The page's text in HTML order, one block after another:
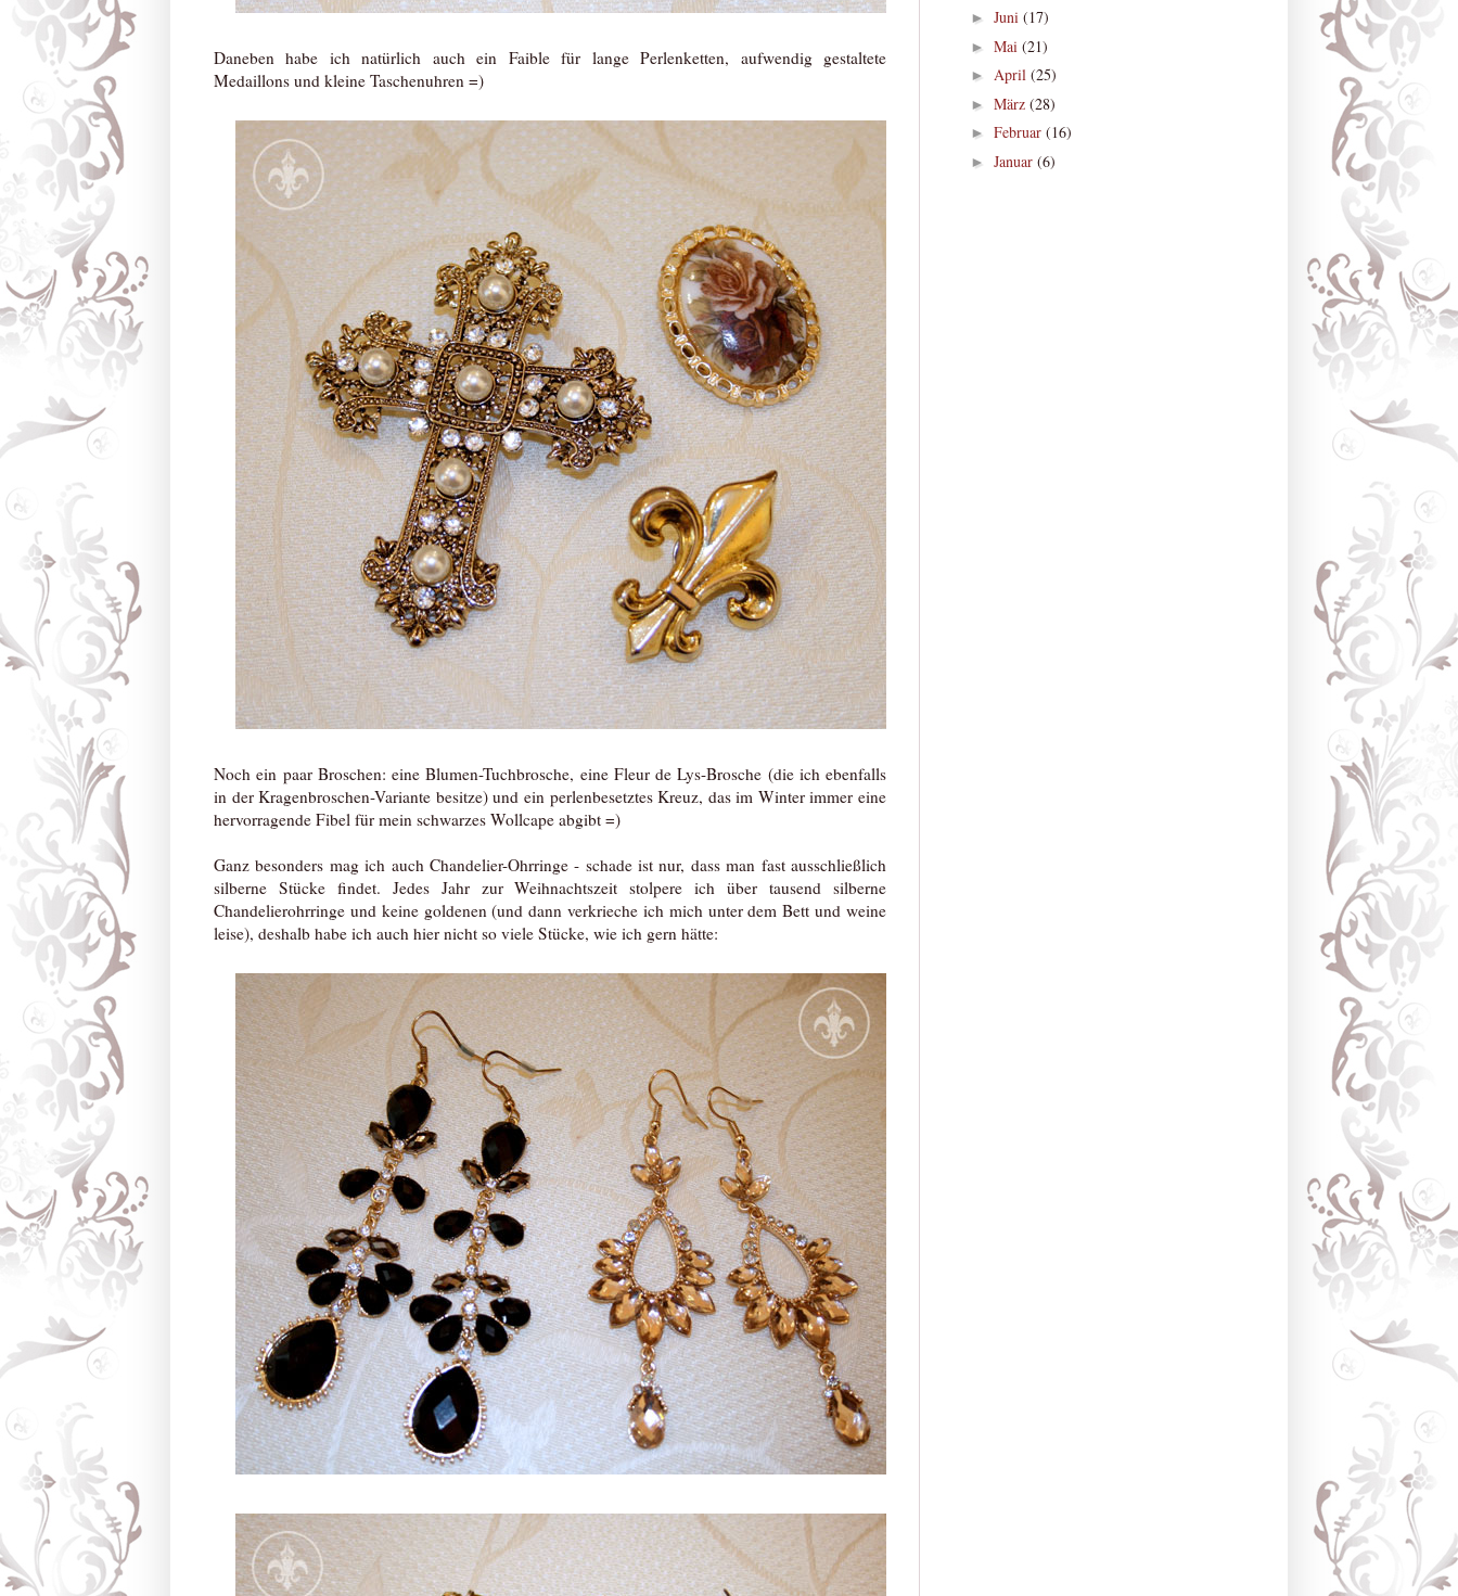
Daneben habe ich natürlich auch ein Faible für lange Perlenketten, aufwendig gestaltete
Medaillons und kleine Taschenuhren =)
Noch ein paar Broschen: eine Blumen-Tuchbrosche, eine Fleur de Lys-Brosche (die ich ebenfalls
in der Kragenbroschen-Variante besitze) und ein perlenbesetztes Kreuz, das im Winter immer eine
hervorragende Fibel für mein schwarzes Wollcape abgibt =)
Ganz besonders mag ich auch Chandelier-Ohrringe - schade ist nur, dass man fast ausschließlich
silberne Stücke findet. Jedes Jahr zur Weihnachtszeit stolpere ich über tausend silberne
Chandelierohrringe und keine goldenen (und dann verkrieche ich mich unter dem Bett und weine
leise), deshalb habe ich auch hier nicht so viele Stücke, wie ich gern hätte:
► Juni (17)
► Mai (21)
► April (25)
► März (28)
► Februar (16)
► Januar (6)